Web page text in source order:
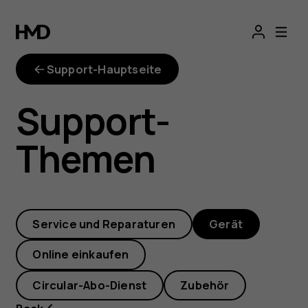
Mein
Ladekabel
passt
nicht
zu
meinem
Nokia
6.1
Support-Hauptseite
Support-
Themen
Service und Reparaturen Gerät
Online einkaufen
Circular-Abo-Dienst
Zubehör